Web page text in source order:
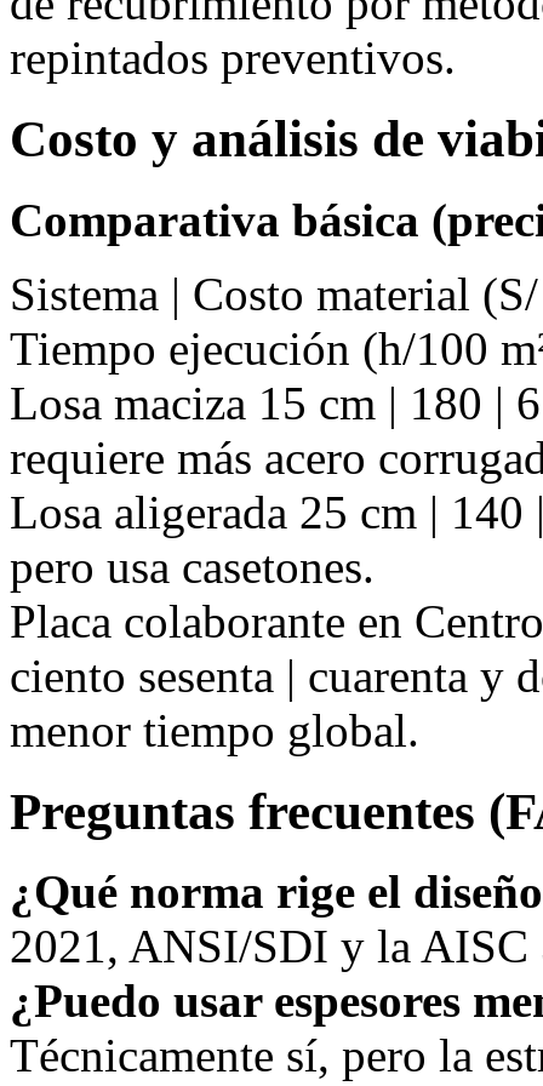
repintados preventivos.
Costo y análisis de
Comparativa básica
Sistema | Costo material
Tiempo ejecución (h/100
Losa maciza 15 cm | 180 |
requiere más acero
Losa aligerada 25 cm |
pero usa casetones.
Placa colaborante en
ciento sesenta | cuarenta y
menor tiempo global.
Preguntas frecuentes
¿Qué norma rige el
2021, ANSI/SDI y la AISC
¿Puedo usar espesores
Técnicamente sí, pero la